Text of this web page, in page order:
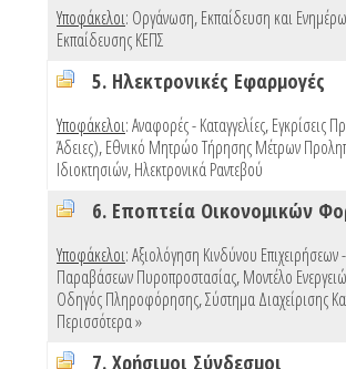
Υποφάκελοι: Οργάνωση, Εκπαίδευση και
Εκπαίδευσης ΚΕΠΣ
5. Ηλεκτρονικές Εφαρμογές
Υποφάκελοι:Αναφορές - Καταγγελίες,Εγκρίσεις
Άδειες),Εθνικό Μητρώο Τήρησης Μέτρων
Ιδιοκτησιών,Ηλεκτρονικά Ραντεβού
Υποφάκελοι:Αξιολόγηση Κινδύνου Επιχειρήσεων
Παραβάσεων Πυροπροστασίας,Μοντέλο
Οδηγός Πληροφόρησης,Σύστημα Διαχείρισης
Περισσότερα »
7. Χρήσιμοι Σύνδεσμοι